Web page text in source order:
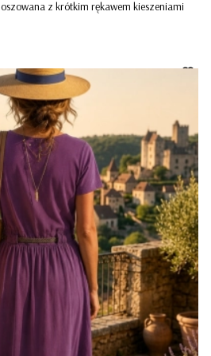
z krótkim rękawem kieszeniami